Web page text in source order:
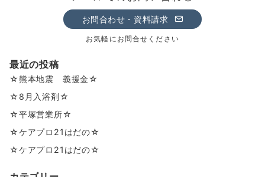
お問合わせ・資料請求
お気軽にお問合せください
最近の投稿
☆熊本地震 義援金☆
☆8月入浴剤☆
☆平塚営業所☆
☆ケアプロ21はだの☆
☆ケアプロ21はだの☆